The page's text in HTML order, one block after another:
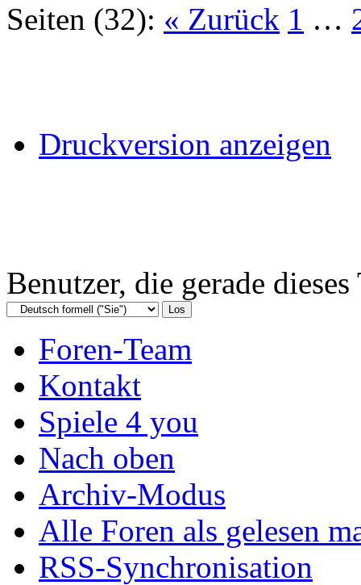
Seiten (32): « Zurück 1 …
Druckversion anzeigen
Benutzer, die gerade
Foren-Team
Kontakt
Spiele 4 you
Nach oben
Archiv-Modus
Alle Foren als gelesen
RSS-Synchronisation